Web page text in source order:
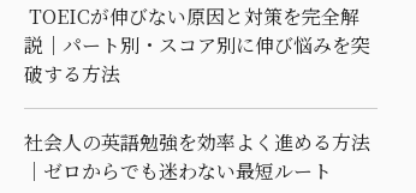
TOEICが伸びない原因と対策を完全解
説｜パート別・スコア別に伸び悩みを突
破する方法
社会人の英語勉強を効率よく進める方法
｜ゼロからでも迷わない最短ルート